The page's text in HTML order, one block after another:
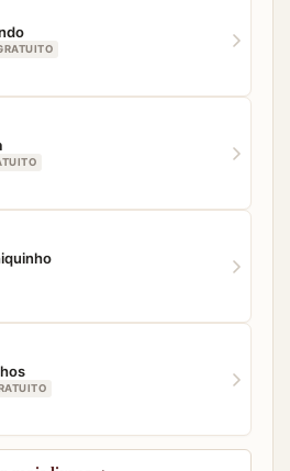
para ajudar.